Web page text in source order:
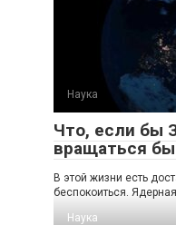
Наука
Что, если бы
вращаться
В этой жизни есть
беспокоиться.
Наука